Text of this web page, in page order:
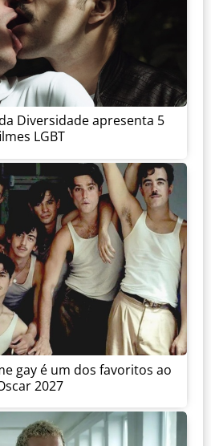
Diversidade apresenta 5
LGBT
gay é um dos favoritos ao
2027